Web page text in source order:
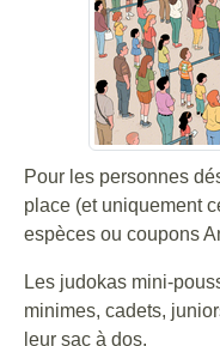
Pour les personnes
place (et uniquement
espèces ou coupons
Les judokas mini-
minimes, cadets,
leur sac à dos.